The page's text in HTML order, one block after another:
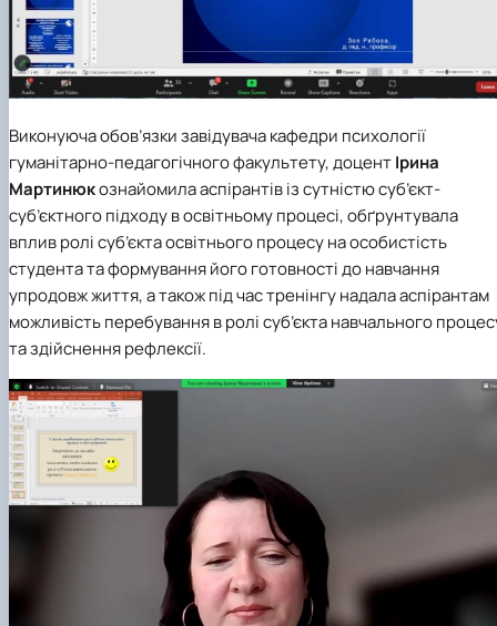
Виконуюча обов’язки завідувача кафедри психології
гуманітарно-педагогічного факультету,доцентІрина
Мартинюкознайомила аспірантів із сутністю суб’єкт-
суб’єктного підходу в освітньому процесі, обґрунтувала
вплив ролі суб’єкта освітнього процесу на особистість
студента та формування його готовності до навчання
упродовж життя, а також під час тренінгу надала аспірантам
можливість перебування в ролі суб’єкта навчального
та здійснення рефлексії.